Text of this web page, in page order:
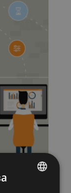
ли част